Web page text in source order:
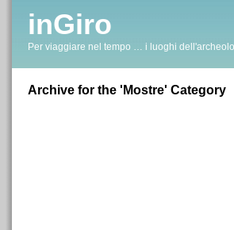
inGiro
Per viaggiare nel tempo … i luoghi
Archive for the 'Mostre' Category